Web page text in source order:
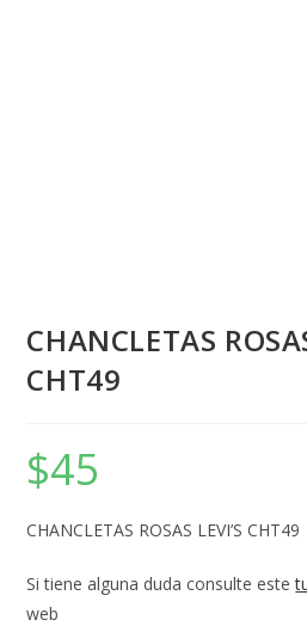
CHANCLETAS
CHT49
$45
CHANCLETAS ROSAS LEVI’S CHT49
Si tiene alguna duda consulte este
web